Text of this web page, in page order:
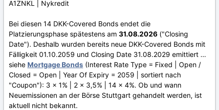
A1ZNKL | Nykredit
Bei diesen 14 DKK-Covered Bonds endet die
Platzierungsphase spätestens am 31.08.2026 ("Closing
Date"). Deshalb wurden bereits neue DKK-Covered Bonds mit
Fälligkeit 01.10.2059 und Closing Date 31.08.2029 emittiert …
siehe Mortgage Bonds (Interest Rate Type = Fixed | Open /
Closed = Open | Year Of Expiry = 2059 | sortiert nach
"Coupon"): 3 x 1% | 2 x 3,5% | 14 x 4%. Ob und wann
Neuemissionen an der Börse Stuttgart gehandelt werden, ist
aktuell nicht bekannt.